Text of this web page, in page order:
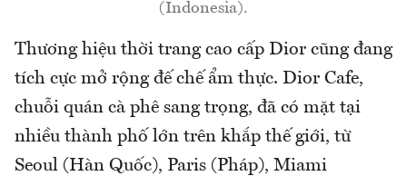
(Indonesia).
Thương hiệu thời trang cao cấp Dior cũng đang
tích cực mở rộng đế chế ẩm thực. Dior Cafe,
chuỗi quán cà phê sang trọng, đã có mặt tại
nhiều thành phố lớn trên khắp thế giới, từ
Seoul (Hàn Quốc), Paris (Pháp), Miami